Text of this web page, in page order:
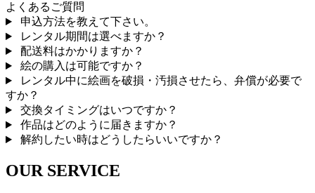
よくあるご質問
申込方法を教えて下さい。
レンタル期間は選べますか？
配送料はかかりますか？
絵の購入は可能ですか？
レンタル中に絵画を破損・汚損させたら、弁償が必要で
すか？
交換タイミングはいつですか？
作品はどのように届きますか？
解約したい時はどうしたらいいですか？
OUR SERVICE